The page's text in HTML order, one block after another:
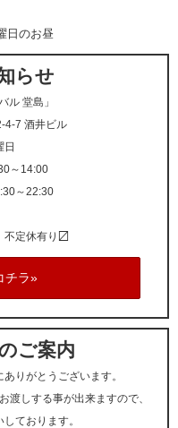
日のお昼
らせ
ル 堂島」
4-7 酒井ビル
日
～14:00
～22:30
定休有り〼
チラ»
ご案内
りがとうございます。
渡しする事が出来ますので、
ております。